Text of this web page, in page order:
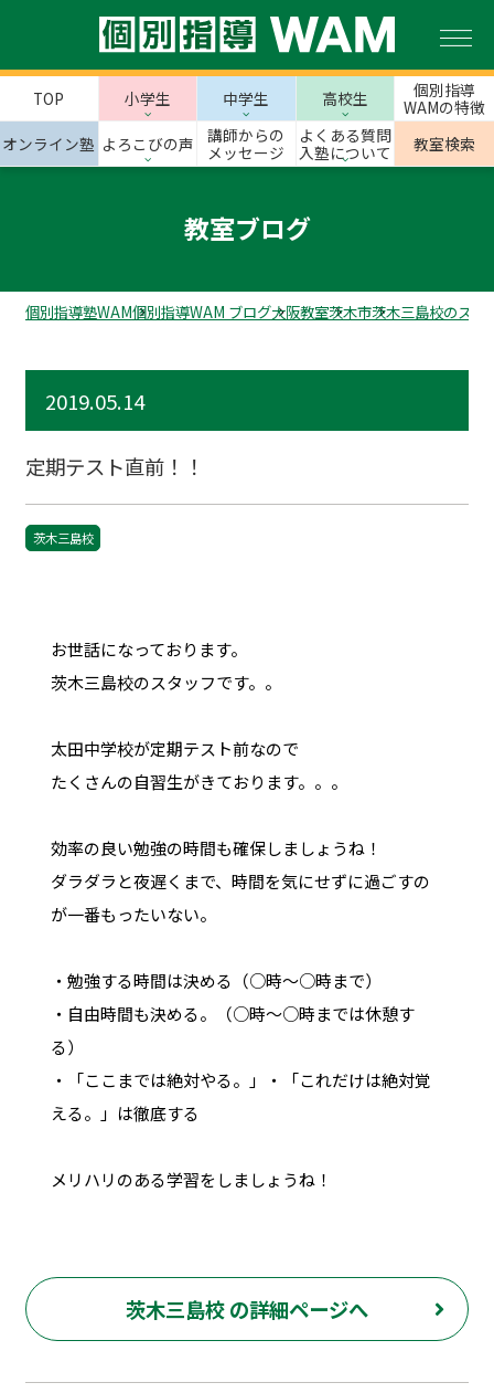
TOP 小学生 中学生 高校生
個別指導
WAMの特徴
オンライン塾 よろこびの声
講師からの
メッセージ
よくある質問
入塾について
教室検索
教室ブログ
個別指導塾WAM個別指導WAM ブログ大阪教室茨木市茨木三島校のスタ
2019.05.14
定期テスト直前！！
茨木三島校
お世話になっております。
茨木三島校のスタッフです。。
太田中学校が定期テスト前なので
たくさんの自習生がきております。。。
効率の良い勉強の時間も確保しましょうね！
ダラダラと夜遅くまで、時間を気にせずに過ごすの
が一番もったいない。
・勉強する時間は決める（○時～○時まで）
・自由時間も決める。（○時～○時までは休憩す
る）
・「ここまでは絶対やる。」・「これだけは絶対覚
える。」は徹底する
メリハリのある学習をしましょうね！
茨木三島校 の詳細ページへ